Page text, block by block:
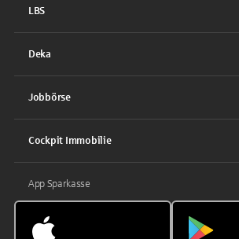
LBS
Deka
Jobbörse
Cockpit Immobilie
App Sparkasse